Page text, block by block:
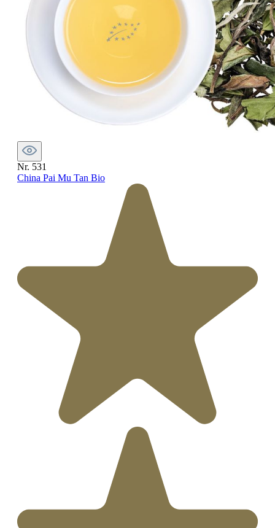
Nr. 531
China Pai Mu Tan Bio